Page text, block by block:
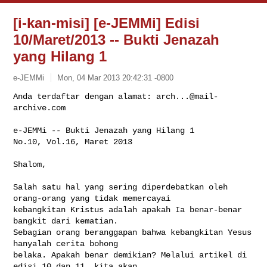
[i-kan-misi] [e-JEMMi] Edisi
10/Maret/2013 -- Bukti Jenazah
yang Hilang 1
e-JEMMi Mon, 04 Mar 2013 20:42:31 -0800
Anda terdaftar dengan alamat: arch...@mail-
archive.com
e-JEMMi -- Bukti Jenazah yang Hilang 1
No.10, Vol.16, Maret 2013
Shalom,
Salah satu hal yang sering diperdebatkan oleh
orang-orang yang tidak memercayai
kebangkitan Kristus adalah apakah Ia benar-benar
bangkit dari kematian.
Sebagian orang beranggapan bahwa kebangkitan Yesus
hanyalah cerita bohong
belaka. Apakah benar demikian? Melalui artikel di